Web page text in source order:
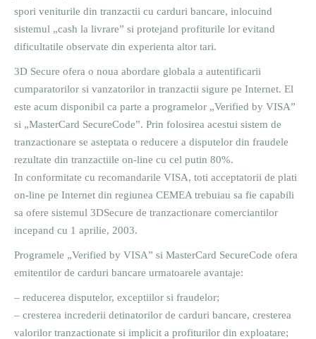
spori veniturile din tranzactii cu carduri bancare, inlocuind
sistemul „cash la livrare” si protejand profiturile lor evitand
dificultatile observate din experienta altor tari.
3D Secure ofera o noua abordare globala a autentificarii
cumparatorilor si vanzatorilor in tranzactii sigure pe Internet. El
este acum disponibil ca parte a programelor „Verified by VISA”
si „MasterCard SecureCode”. Prin folosirea acestui sistem de
tranzactionare se asteptata o reducere a disputelor din fraudele
rezultate din tranzactiile on-line cu cel putin 80%.
In conformitate cu recomandarile VISA, toti acceptatorii de plati
on-line pe Internet din regiunea CEMEA trebuiau sa fie capabili
sa ofere sistemul 3DSecure de tranzactionare comerciantilor
incepand cu 1 aprilie, 2003.
Programele „Verified by VISA” si MasterCard SecureCode ofera
emitentilor de carduri bancare urmatoarele avantaje:
– reducerea disputelor, exceptiilor si fraudelor;
– cresterea increderii detinatorilor de carduri bancare, cresterea
valorilor tranzactionate si implicit a profiturilor din exploatare;